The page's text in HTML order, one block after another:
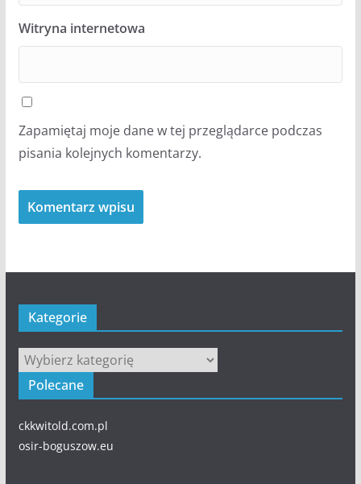
Witryna internetowa
Zapamiętaj moje dane w tej przeglądarce podczas
pisania kolejnych komentarzy.
Kategorie
Kategorie
Polecane
ckkwitold.com.pl
osir-boguszow.eu